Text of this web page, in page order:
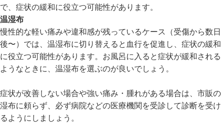
で、症状の緩和に役立つ可能性があります。
温湿布
慢性的な軽い痛みや違和感が残っているケース（受傷から数日
後〜）では、温湿布に切り替えると血行を促進し、症状の緩和
に役立つ可能性があります。お風呂に入ると症状が緩和される
ようなときに、温湿布を選ぶのが良いでしょう。
症状が改善しない場合や強い痛み・腫れがある場合は、市販の
湿布に頼らず、必ず病院などの医療機関を受診して診断を受け
るようにしましょう。